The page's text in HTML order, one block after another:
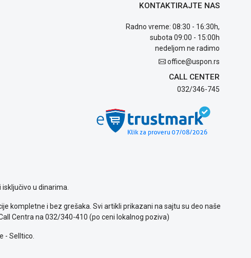
KONTAKTIRAJTE NAS
Radno vreme: 08:30 - 16:30h,
subota 09:00 - 15:00h
nedeljom ne radimo
office@uspon.rs
CALL CENTER
032/346-745
u dinarima.
kompletne i bez grešaka. Svi artikli prikazani na sajtu su deo naše
Centra na 032/340-410 (po ceni lokalnog poziva)
- Selltico.